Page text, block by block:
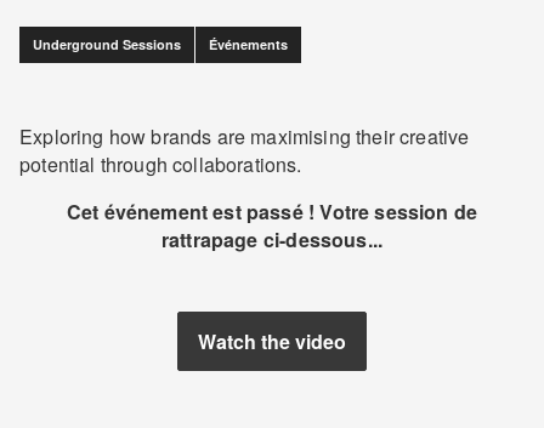
Underground Sessions Événements
Exploring how brands are maximising their creative
potential through collaborations.
Cet événement est passé ! Votre session de
rattrapage ci-dessous...
Watch the video